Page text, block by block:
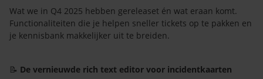
Wat we in Q4 2025 hebben gereleaset én wat eraan komt.
Functionaliteiten die je helpen sneller tickets op te pakken en
je kennisbank makkelijker uit te breiden.
📝 De vernieuwde rich text editor voor incidentkaarten